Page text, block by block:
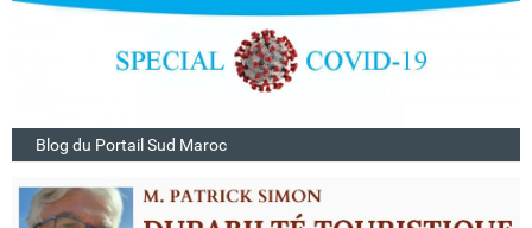
Blog du Portail Sud Maroc